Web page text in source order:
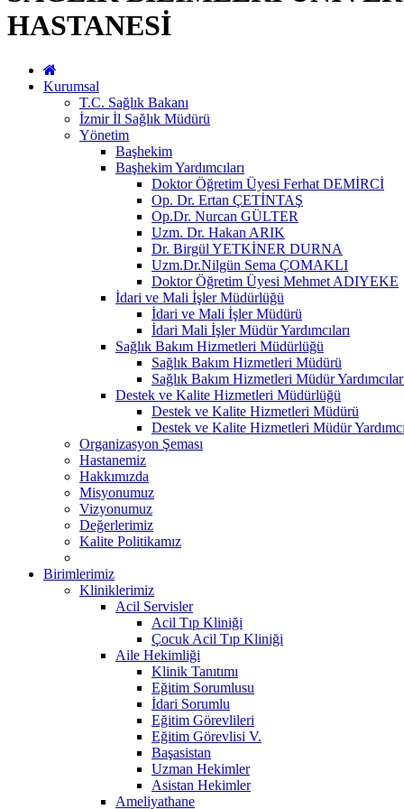
HASTANESİ
Kurumsal
T.C. Sağlık Bakanı
İzmir İl Sağlık Müdürü
Yönetim
Başhekim
Başhekim Yardımcıları
Doktor Öğretim Üyesi Ferhat DEMİRCİ
Op. Dr. Ertan ÇETİNTAŞ
Op.Dr. Nurcan GÜLTER
Uzm. Dr. Hakan ARIK
Dr. Birgül YETKİNER DURNA
Uzm.Dr.Nilgün Sema ÇOMAKLI
Doktor Öğretim Üyesi Mehmet ADIYEKE
İdari ve Mali İşler Müdürlüğü
İdari ve Mali İşler Müdürü
İdari Mali İşler Müdür Yardımcıları
Sağlık Bakım Hizmetleri Müdürlüğü
Sağlık Bakım Hizmetleri Müdürü
Sağlık Bakım Hizmetleri Müdür
Destek ve Kalite Hizmetleri Müdürlüğü
Destek ve Kalite Hizmetleri Müdürü
Destek ve Kalite Hizmetleri Müdür
Organizasyon Şeması
Hastanemiz
Hakkımızda
Misyonumuz
Vizyonumuz
Değerlerimiz
Kalite Politikamız
Birimlerimiz
Kliniklerimiz
Acil Servisler
Acil Tıp Kliniği
Çocuk Acil Tıp Kliniği
Aile Hekimliği
Klinik Tanıtımı
Eğitim Sorumlusu
İdari Sorumlu
Eğitim Görevlileri
Eğitim Görevlisi V.
Başasistan
Uzman Hekimler
Asistan Hekimler
Ameliyathane